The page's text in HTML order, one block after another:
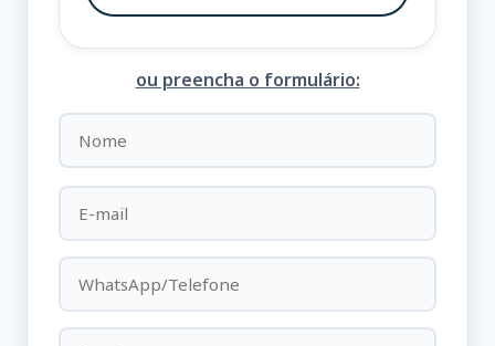
ou preencha o formulário: